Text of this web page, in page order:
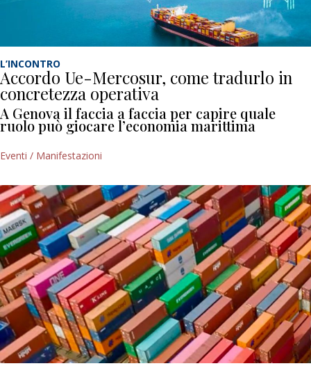
L’INCONTRO
Accordo Ue-Mercosur, come tradurlo in
concretezza operativa
A Genova il faccia a faccia per capire quale
ruolo può giocare l’economia marittima
Eventi / Manifestazioni